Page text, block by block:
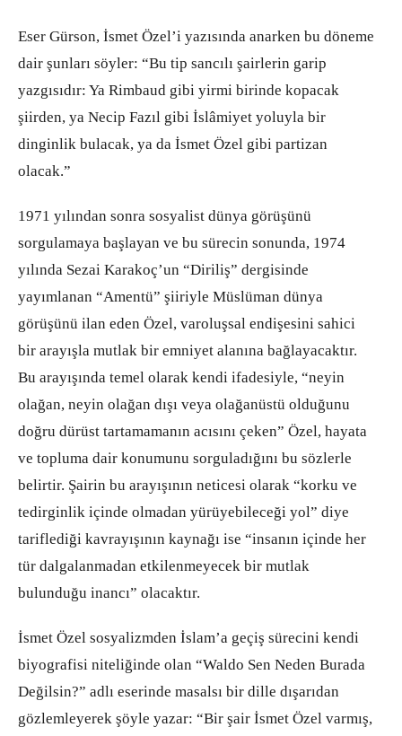
Eser Gürson, İsmet Özel’i yazısında anarken bu döneme
dair şunları söyler: “Bu tip sancılı şairlerin garip
yazgısıdır: Ya Rimbaud gibi yirmi birinde kopacak
şiirden, ya Necip Fazıl gibi İslâmiyet yoluyla bir
dinginlik bulacak, ya da İsmet Özel gibi partizan
olacak.”
1971 yılından sonra sosyalist dünya görüşünü
sorgulamaya başlayan ve bu sürecin sonunda, 1974
yılında Sezai Karakoç’un “Diriliş” dergisinde
yayımlanan “Amentü” şiiriyle Müslüman dünya
görüşünü ilan eden Özel, varoluşsal endişesini sahici
bir arayışla mutlak bir emniyet alanına bağlayacaktır.
Bu arayışında temel olarak kendi ifadesiyle, “neyin
olağan, neyin olağan dışı veya olağanüstü olduğunu
doğru dürüst tartamamanın acısını çeken” Özel, hayata
ve topluma dair konumunu sorguladığını bu sözlerle
belirtir. Şairin bu arayışının neticesi olarak “korku ve
tedirginlik içinde olmadan yürüyebileceği yol” diye
tariflediği kavrayışının kaynağı ise “insanın içinde her
tür dalgalanmadan etkilenmeyecek bir mutlak
bulunduğu inancı” olacaktır.
İsmet Özel sosyalizmden İslam’a geçiş sürecini kendi
biyografisi niteliğinde olan “Waldo Sen Neden Burada
Değilsin?” adlı eserinde masalsı bir dille dışarıdan
gözlemleyerek şöyle yazar: “Bir şair İsmet Özel varmış,